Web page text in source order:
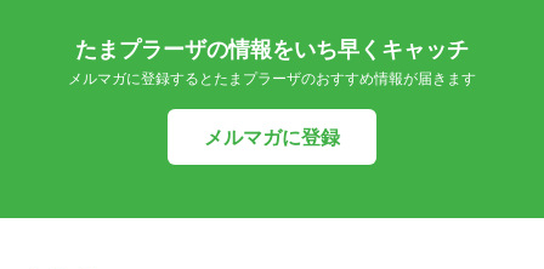
たまプラーザの情報をいち早くキャッチ
メルマガに登録するとたまプラーザのおすすめ情報が届きます
メルマガに登録